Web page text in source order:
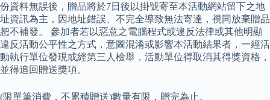
份資料無誤後，贈品將於7日後以掛號寄至本活動網站留下之地
址資訊為主，因地址錯誤、不完全導致無法寄達，視同放棄贈品
恕不補發。 參加者若以惡意之電腦程式或違反法律或其他明顯
違反活動公平性之方式，意圖混淆或影響本活動結果者，一經活
動執行單位發現或經第三人檢舉，活動單位得取消其得獎資格，
並得追回贈送獎項。
(限單筆消費，不累積贈送)數量有限，贈完為止。